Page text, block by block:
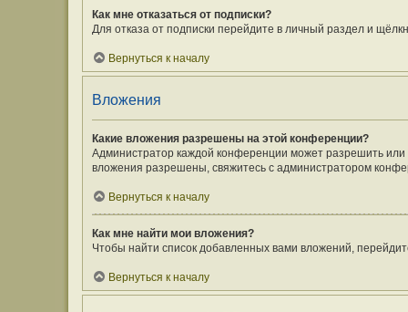
Как мне отказаться от подписки?
Для отказа от подписки перейдите в личный раздел и
Вернуться к началу
Вложения
Какие вложения разрешены на этой конференции?
Администратор каждой конференции может разрешить
вложения разрешены, свяжитесь с администратором
Вернуться к началу
Как мне найти мои вложения?
Чтобы найти список добавленных вами вложений,
Вернуться к началу